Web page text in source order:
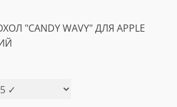
"CANDY WAVY" ДЛЯ APPLE